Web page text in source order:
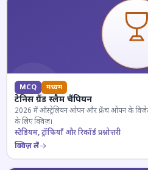
MCQ मध्यम
टेनिस ग्रैंड स्लैम चैंपियन
2026 में ऑस्ट्रेलियन ओपन और फ्रेंच ओपन के
के लिए क्विज़।
स्टेडियम, ट्रॉफियाँ और रिकॉर्ड प्रश्नोत्तरी
क्विज़ लें